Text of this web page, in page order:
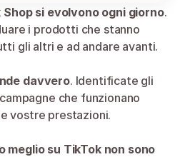
si evolvono ogni giorno
i prodotti che stanno
gli altri e ad andare avanti.
davvero. Identificate gli
che funzionano
vostre prestazioni.
meglio su TikTok non sono